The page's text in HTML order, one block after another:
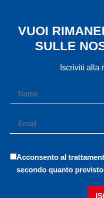
VUOI
SULLE
Iscriviti alla
Acconsento al
secondo quanto